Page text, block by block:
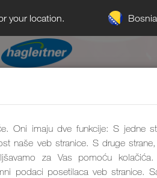
your location.
Oni imaju dve funkcije: S jedne
naše veb stranice. S druge
za Vas pomoću
podaci posetilaca veb stranice.